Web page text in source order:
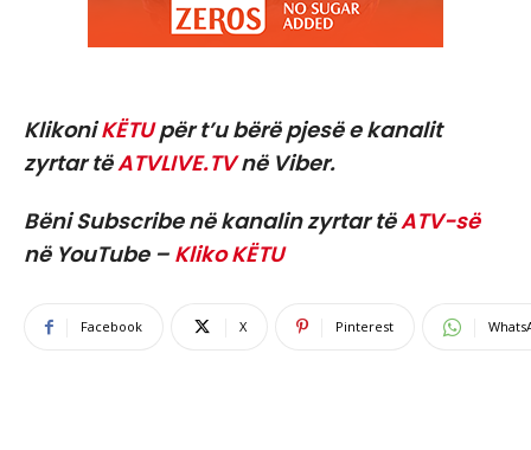
KlikoniKËTUpër t’u bërë pjesë e kanalit
zyrtar tëATVLIVE.TVnë Viber.
Bëni Subscribe në kanalin zyrtar tëATV-së
në YouTube – Kliko KËTU
Facebook X Pinterest